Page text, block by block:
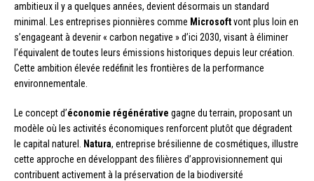
ambitieux il y a quelques années, devient désormais un standard
minimal. Les entreprises pionnières comme Microsoftvont plus loin en
s’engageant à devenir « carbon negative » d’ici 2030, visant à éliminer
l’équivalent de toutes leurs émissions historiques depuis leur création.
Cette ambition élevée redéfinit les frontières de la performance
environnementale.
Le concept d’économie régénérative gagne du terrain, proposant un
modèle où les activités économiques renforcent plutôt que dégradent
le capital naturel.
Natura, entreprise brésilienne de cosmétiques, illustre
cette approche en développant des filières d’approvisionnement qui
contribuent activement à la préservation de la biodiversité